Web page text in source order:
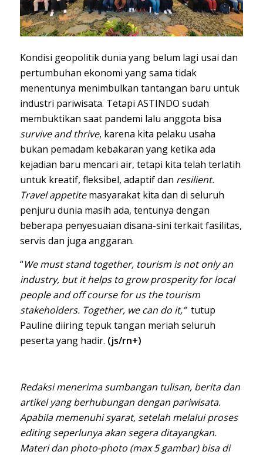
Kondisi geopolitik dunia yang belum lagi usai dan
pertumbuhan ekonomi yang sama tidak
menentunya menimbulkan tantangan baru untuk
industri pariwisata. Tetapi ASTINDO sudah
membuktikan saat pandemi lalu anggota bisa
survive and thrive, karena kita pelaku usaha
bukan pemadam kebakaran yang ketika ada
kejadian baru mencari air, tetapi kita telah terlatih
untuk kreatif, fleksibel, adaptif dan resilient.
Travel appetitemasyarakat kita dan di seluruh
penjuru dunia masih ada, tentunya dengan
beberapa penyesuaian disana-sini terkait fasilitas,
servis dan juga anggaran.
“We must stand together, tourism is not only an
industry, but it helps to grow prosperity for local
people and off course for us the tourism
stakeholders. Together, we can do it,”tutup
Pauline diiring tepuk tangan meriah seluruh
peserta yang hadir. (js/rn+)
Redaksi menerima sumbangan tulisan, berita dan
artikel yang berhubungan dengan pariwisata.
Apabila memenuhi syarat, setelah melalui proses
editing seperlunya akan segera ditayangkan.
Materi dan photo-photo (max 5 gambar) bisa di